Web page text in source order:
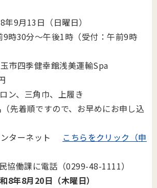
9月13日（日曜日）
～午後1時（受付：午前9時
市四季健幸館浅美運輸Spa
ン、三角巾、上履き
先着順ですので、お早めにお申し込
ターネット こちらをクリック（申
に電話（0299-48-1111）
8年8月20日（木曜日）